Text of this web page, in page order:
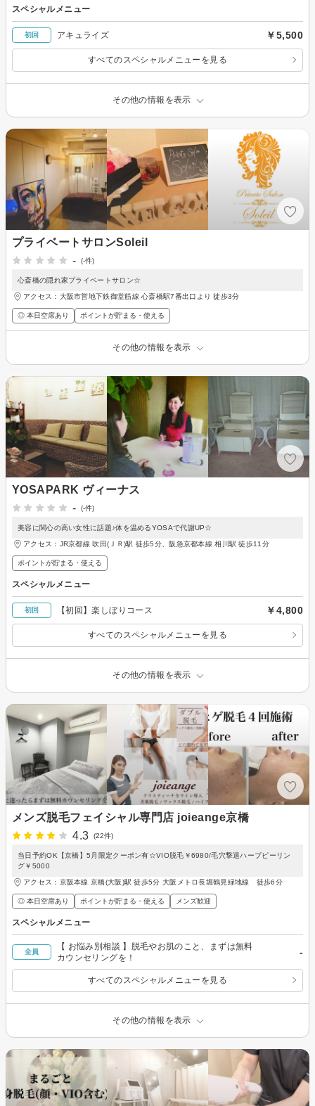
スペシャルメニュー
初回 アキュライズ ￥5,500
すべてのスペシャルメニューを見る
その他の情報を表示
プライベートサロンSoleil
-
(-件)
心斎橋の隠れ家プライベートサロン☆
アクセス：大阪市営地下鉄御堂筋線 心斎橋駅7番出口より 徒歩3分
◎ 本日空席あり ポイントが貯まる・使える
その他の情報を表示
YOSAPARK ヴィーナス
-
(-件)
美容に関心の高い女性に話題♪体を温めるYOSAで代謝UP☆
アクセス：JR京都線 吹田(ＪＲ)駅 徒歩5分、阪急京都本線 相川駅 徒歩11分
ポイントが貯まる・使える
スペシャルメニュー
初回 【初回】楽しぼりコース ￥4,800
すべてのスペシャルメニューを見る
その他の情報を表示
メンズ脱毛フェイシャル専門店 joieange京橋
4.3
(22件)
当日予約OK【京橋】5月限定クーポン有☆VIO脱毛￥6980/毛穴撃退ハーブピーリン
グ￥5000
アクセス：京阪本線 京橋(大阪)駅 徒歩5分 大阪メトロ長堀鶴見緑地線 徒歩6分
◎ 本日空席あり ポイントが貯まる・使える メンズ歓迎
スペシャルメニュー
全員
【 お悩み別相談 】脱毛やお肌のこと、まずは無料
カウンセリングを！
-
すべてのスペシャルメニューを見る
その他の情報を表示